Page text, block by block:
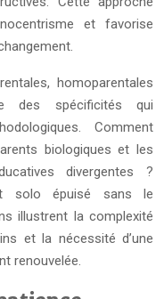
et favorise
homoparentales
des spécificités qui
Comment
biologiques et les
divergentes ?
solo épuisé sans le
illustrent la complexité
et la nécessité d’une
renouvelée.